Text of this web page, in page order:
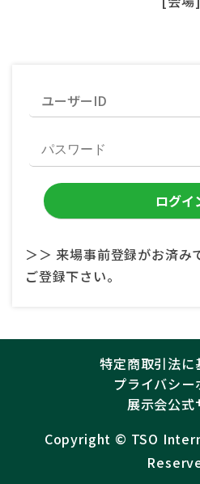
＞＞ 来場事前登録がお済み
ご登録下さい。
特定商取引法に
プライバシー
展示会公式
Copyright ©︎ TSO